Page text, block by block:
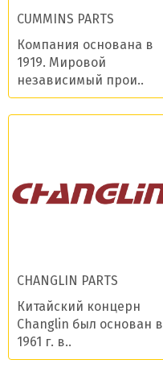
CUMMINS PARTS
Компания основана в
1919. Мировой
независимый прои..
CHANGLIN PARTS
Китайский концерн
Changlin был основан в
1961 г. в..